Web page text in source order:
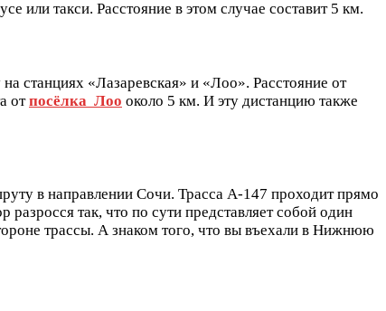
или такси. Расстояние в этом случае составит 5 км.
станциях «Лазаревская» и «Лоо». Расстояние от
отпосёлка Лоо около 5 км. И эту дистанцию также
в направлении Сочи. Трасса А-147 проходит прямо
так, что по сути представляет собой один
трассы. А знаком того, что вы въехали в Нижнюю